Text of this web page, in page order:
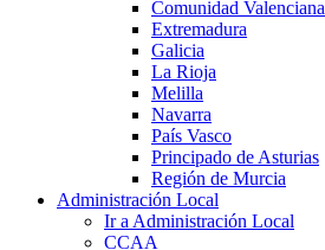
Comunidad Valenciana
Extremadura
Galicia
La Rioja
Melilla
Navarra
País Vasco
Principado de Asturias
Región de Murcia
Administración Local
Ir a Administración Local
CCAA